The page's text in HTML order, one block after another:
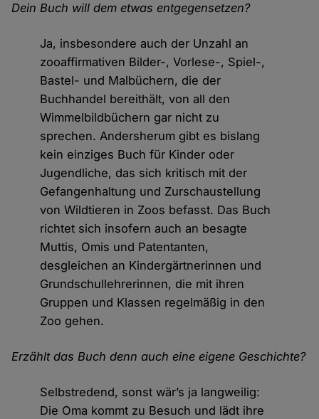
Dein Buch will dem etwas entgegensetzen?
Ja, insbesondere auch der Unzahl an
zooaffirmativen Bilder-, Vorlese-, Spiel-,
Bastel- und Malbüchern, die der
Buchhandel bereithält, von all den
Wimmelbildbüchern gar nicht zu
sprechen. Andersherum gibt es bislang
kein einziges Buch für Kinder oder
Jugendliche, das sich kritisch mit der
Gefangenhaltung und Zurschaustellung
von Wildtieren in Zoos befasst. Das Buch
richtet sich insofern auch an besagte
Muttis, Omis und Patentanten,
desgleichen an Kindergärtnerinnen und
Grundschullehrerinnen, die mit ihren
Gruppen und Klassen regelmäßig in den
Zoo gehen.
Erzählt das Buch denn auch eine eigene Geschichte?
Selbstredend, sonst wär’s ja langweilig:
Die Oma kommt zu Besuch und lädt ihre